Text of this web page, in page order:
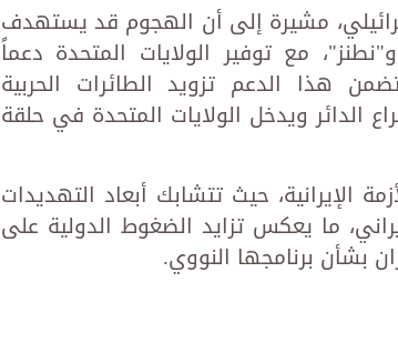
مشيرة إلى أن الهجوم قد يستهدف
مع توفير الولايات المتحدة دعماً
هذا الدعم تزويد الطائرات الحربية
الدائر ويدخل الولايات المتحدة في حلقة
الإيرانية، حيث تتشابك أبعاد التهديدات
ما يعكس تزايد الضغوط الدولية على
بشأن برنامجها النووي.